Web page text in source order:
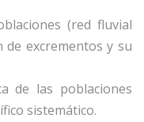
(red fluvial
de excrementos y su
de las poblaciones
sistemático.